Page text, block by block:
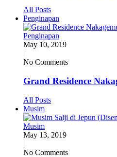
All Posts
Penginapan
Penginapan
May 10, 2019
|
No Comments
Grand Residence
All Posts
Musim
Musim
May 13, 2019
|
No Comments